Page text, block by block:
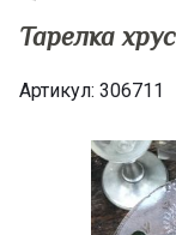
Тарелка
Артикул: 306711